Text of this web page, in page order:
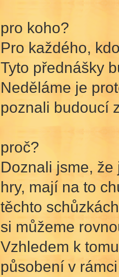
pro koho?
Pro každého,
Tyto přednášky
Neděláme je
poznali budoucí
proč?
Doznali jsme,
hry, mají na to
těchto
si můžeme
Vzhledem k
působení v